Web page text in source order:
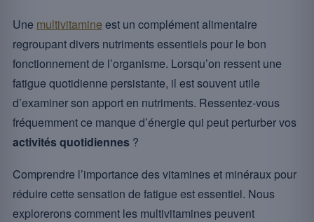
Une multivitamine est un complément alimentaire
regroupant divers nutriments essentiels pour le bon
fonctionnement de l’organisme. Lorsqu’on ressent une
fatigue quotidienne persistante, il est souvent utile
d’examiner son apport en nutriments. Ressentez-vous
fréquemment ce manque d’énergie qui peut perturber vos
activités quotidiennes ?
Comprendre l’importance des vitamines et minéraux pour
réduire cette sensation de fatigue est essentiel. Nous
explorerons comment les multivitamines peuvent